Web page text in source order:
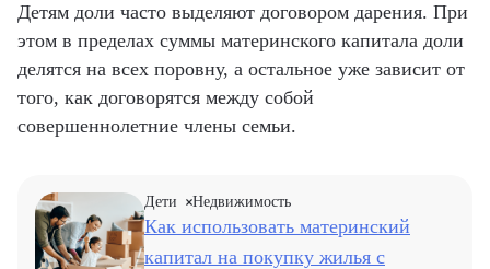
Детям доли часто выделяют договором дарения. При
этом в пределах суммы материнского капитала доли
делятся на всех поровну, а остальное уже зависит от
того, как договорятся между собой
совершеннолетние члены семьи.
Дети Недвижимость
Как использовать материнский
капитал на покупку жилья с